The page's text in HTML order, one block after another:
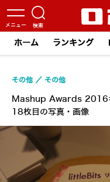
ホーム ランキング
Mashup Awards 2016キ
18枚目の写真・画像
その他 その他